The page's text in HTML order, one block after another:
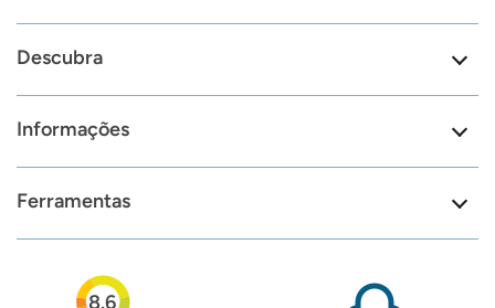
Descubra
Informações
Ferramentas
8.6